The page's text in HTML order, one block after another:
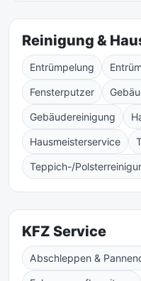
Reinigung &
Entrümpelung
Fensterputzer
Gebäudereinigung
Hausmeisterservice
Teppich-/
KFZ Service
Abschleppen &